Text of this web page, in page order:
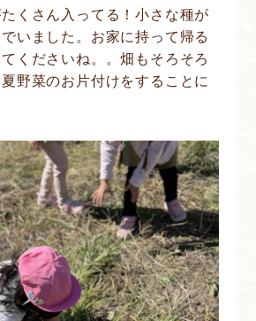
くさん入ってる！小さな種が
いました。お家に持って帰る
くださいね。。畑もそろそろ
野菜のお片付けをすることに